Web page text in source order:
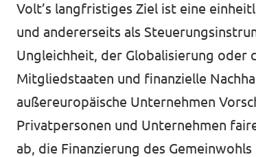
Volt’s langfristiges Ziel ist eine
und andererseits als
Ungleichheit, der Globalisierung oder
Mitgliedstaaten und finanzielle
außereuropäische Unternehmen
Privatpersonen und Unternehmen
ab, die Finanzierung des